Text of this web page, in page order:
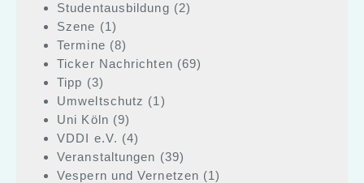
Studentausbildung (2)
Szene (1)
Termine (8)
Ticker Nachrichten (69)
Tipp (3)
Umweltschutz (1)
Uni Köln (9)
VDDI e.V. (4)
Veranstaltungen (39)
Vespern und Vernetzen (1)